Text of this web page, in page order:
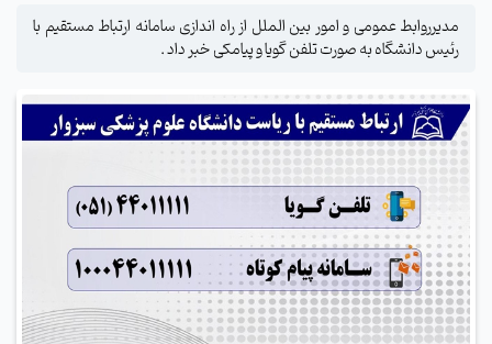
مدیرروابط عمومی و امور بین الملل از راه اندازی سامانه ارتباط مستقیم با
رئیس دانشگاه به صورت تلفن گویا و پیامکی خبر داد .